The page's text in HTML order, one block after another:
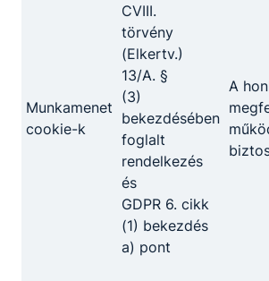
A SZAKKÉPZETTSÉGGEL RENDELKEZŐ
műszaki dokumentációt
értelmez;
a forgácsoló eljárásoknak
felszereli, beállítja a
befogó-, megfogó- és
kiválasztja és használja a
szükséges szerszámokat;
kézi megmunkálással
alkatrészeket gyárt, alakít,
Munkamenet
cookie-k
CVIII.
törvény
(Elkertv.)
13/A. §
(3)
bekezdésében
foglalt
rendelkezés
és
GDPR 6. cikk
(1) bekezdés
a) pont
A